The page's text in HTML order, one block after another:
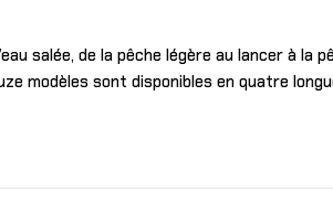
salée, de la pêche légère au lancer à la
modèles sont disponibles en quatre